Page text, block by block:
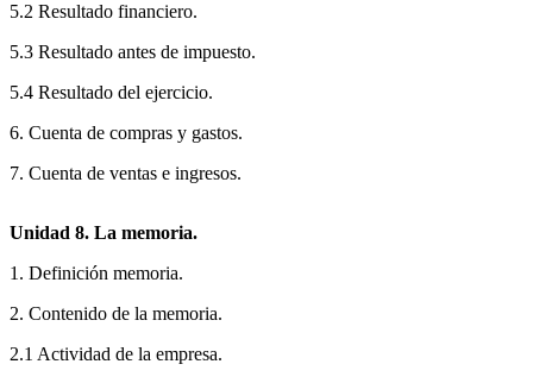
5.2 Resultado financiero.
5.3 Resultado antes de impuesto.
5.4 Resultado del ejercicio.
6. Cuenta de compras y gastos.
7. Cuenta de ventas e ingresos.
Unidad 8. La memoria.
1. Definición memoria.
2. Contenido de la memoria.
2.1 Actividad de la empresa.